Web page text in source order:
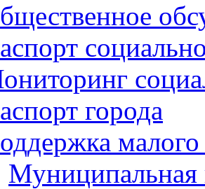
города
малого
Муниципальная